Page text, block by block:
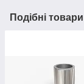
Подібні